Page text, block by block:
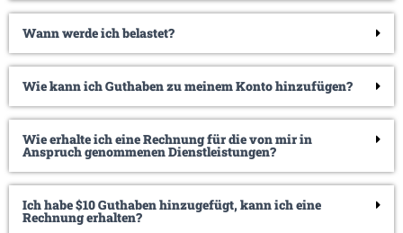
Wann werde ich belastet?
Wie kann ich Guthaben zu meinem Konto hinzufügen?
Wie erhalte ich eine Rechnung für die von mir in
Anspruch genommenen Dienstleistungen?
Ich habe $10 Guthaben hinzugefügt, kann ich eine
Rechnung erhalten?